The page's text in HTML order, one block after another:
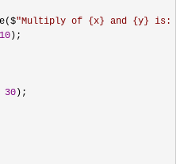
"Multiply of {x} and {y} is:
10
30